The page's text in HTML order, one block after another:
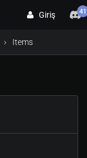
Giriş 41
Items